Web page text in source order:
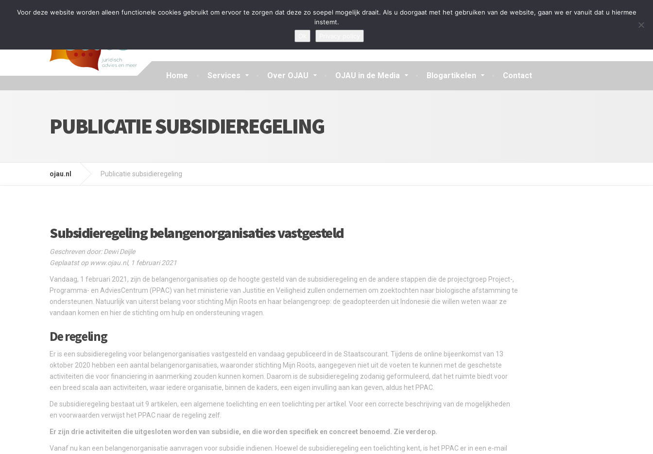
Tijdelijke stop: wegens drukte kan ik beperkt nieuwe zaken aannemen en vragen beantwoorden Algemene Voorwaarden Disclaimer Privacybeleid
Home Services Over OJAU OJAU in de Media Blogartikelen Contact
PUBLICATIE SUBSIDIEREGELING
ojau.nl Publicatie subsidieregeling
Subsidieregeling belangenorganisaties vastgesteld
Geschreven door: Dewi Deijle
Geplaatst op www.ojau.nl, 1 februari 2021
Vandaag, 1 februari 2021, zijn de belangenorganisaties op de hoogte gesteld van de subsidieregeling en de andere stappen die de projectgroep Project-,
Programma- en AdviesCentrum (PPAC) van het ministerie van Justitie en Veiligheid zullen ondernemen om zoektochten naar biologische afstamming te
ondersteunen. Natuurlijk van uiterst belang voor stichting Mijn Roots en haar belangengroep: de geadopteerden uit Indonesië die willen weten waar ze
vandaan komen en hier de stichting om hulp en ondersteuning vragen.
De regeling
Er is een subsidieregeling voor belangenorganisaties vastgesteld en vandaag gepubliceerd in de Staatscourant. Tijdens de online bijeenkomst van 13
oktober 2020 hebben een aantal belangenorganisaties, waaronder stichting Mijn Roots, aangegeven niet uit de voeten te kunnen met de geschetste
activiteiten die voor financiering in aanmerking zouden kunnen komen. Daarom is de subsidieregeling zodanig geformuleerd, dat het ruimte biedt voor
een breed scala aan activiteiten, waar iedere organisatie, binnen de kaders, een eigen invulling aan kan geven, aldus het PPAC.
De subsidieregeling bestaat uit 9 artikelen, een algemene toelichting en een toelichting per artikel. Voor een correcte beschrijving van de mogelijkheden
en voorwaarden verwijst het PPAC naar de regeling zelf.
Er zijn drie activiteiten die uitgesloten worden van subsidie, en die worden specifiek en concreet benoemd. Zie verderop.
Vanaf nu kan een belangenorganisatie aanvragen voor subsidie indienen. Hoewel de subsidieregeling een toelichting kent, is het PPAC er in een e-mail
Voor deze website worden alleen functionele cookies gebruikt om ervoor te zorgen dat deze zo soepel mogelijk draait. Als u doorgaat met het gebruiken van de website, gaan we er vanuit dat u hiermee
instemt.